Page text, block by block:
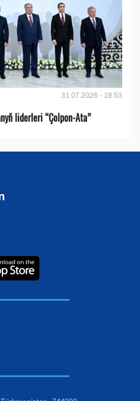
31.07.2026 - 18:53
liderleri “Çolpon-Ata”